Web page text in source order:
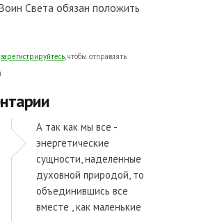
Света обязан положить
зарегистрируйтесь, чтобы отправлять
А так как мы все -
энергетические
сущности, наделенные
духовной природой, то
объединившись все
вместе , как маленькие